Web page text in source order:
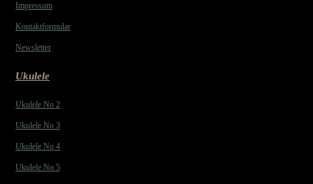
Impressum
Kontaktformular
Newsletter
Ukulele
Ukulele No 2
Ukulele No 3
Ukulele No 4
Ukulele No 5